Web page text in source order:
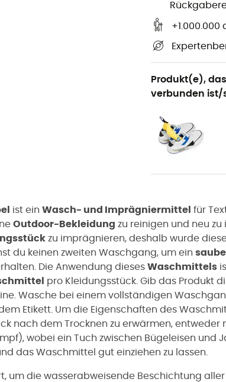
Produkt(e),
verbunden ist/
ist ein Wasch- und Imprägniermittel für
Outdoor-Bekleidung zu reinigen und neu zu
zu imprägnieren, deshalb wurde
du keinen zweiten Waschgang, um ein
Die Anwendung dieses Waschmittels
pro Kleidungsstück. Gib das Produkt
Wasche bei einem vollständigen
Etikett. Um die Eigenschaften des
nach dem Trocknen zu erwärmen, entweder
wobei ein Tuch zwischen Bügeleisen und
das Waschmittel gut einziehen zu lassen.
um die wasserabweisende Beschichtung